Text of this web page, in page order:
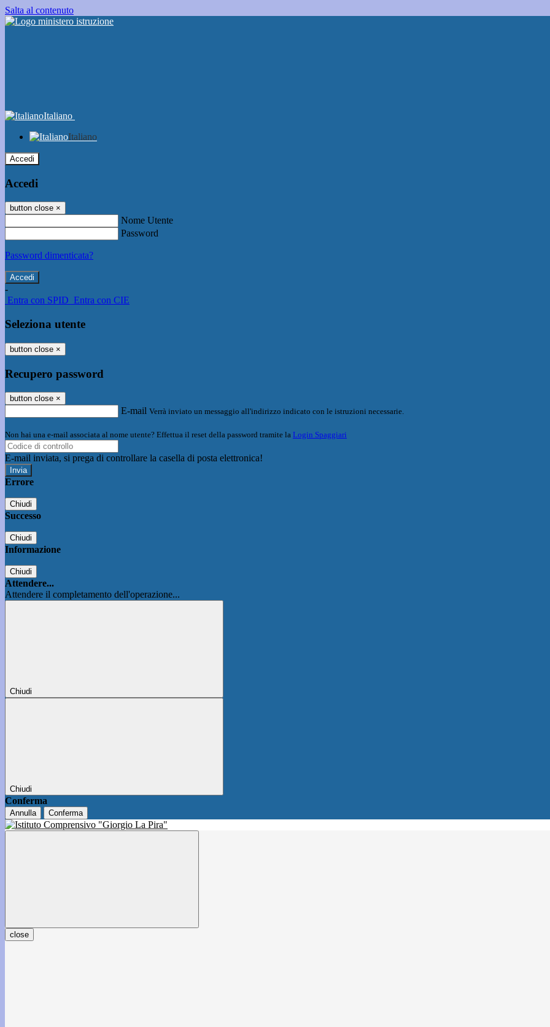
Salta al contenuto
Italiano
Italiano
Accedi
Accedi
button close ×
Nome Utente
Password
Password dimenticata?
-
Entra con SPID Entra con CIE
Seleziona utente
button close ×
Recupero password
button close ×
E-mail Verrà inviato un messaggio all'indirizzo indicato con le istruzioni necessarie.
Non hai una e-mail associata al nome utente? Effettua il reset della password tramite la Login Spaggiari
E-mail inviata, si prega di controllare la casella di posta elettronica!
Errore
Chiudi
Successo
Chiudi
Informazione
Chiudi
Attendere...
Attendere il completamento dell'operazione...
Chiudi
Chiudi
Conferma
Annulla Conferma
close